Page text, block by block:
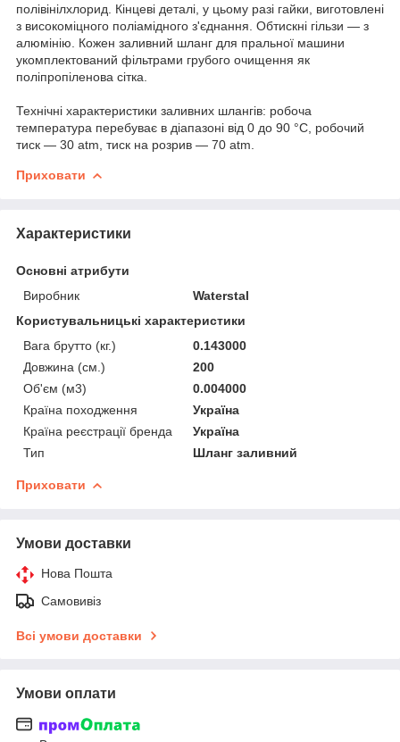
полівінілхлорид. Кінцеві деталі, у цьому разі гайки, виготовлені
з високоміцного поліамідного з'єднання. Обтискні гільзи — з
алюмінію. Кожен заливний шланг для пральної машини
укомплектований фільтрами грубого очищення як
поліпропіленова сітка.
Технічні характеристики заливних шлангів: робоча
температура перебуває в діапазоні від 0 до 90 °C, робочий
тиск — 30 atm, тиск на розрив — 70 atm.
Приховати
Характеристики
Основні атрибути
Виробник
Waterstal
Користувальницькі характеристики
Вага брутто (кг.)
0.143000
Довжина (см.)
200
Об'єм (м3)
0.004000
Країна походження
Україна
Країна реєстрації бренда
Україна
Тип
Шланг заливний
Приховати
Умови доставки
Нова Пошта
Самовивіз
Всі умови доставки
Умови оплати